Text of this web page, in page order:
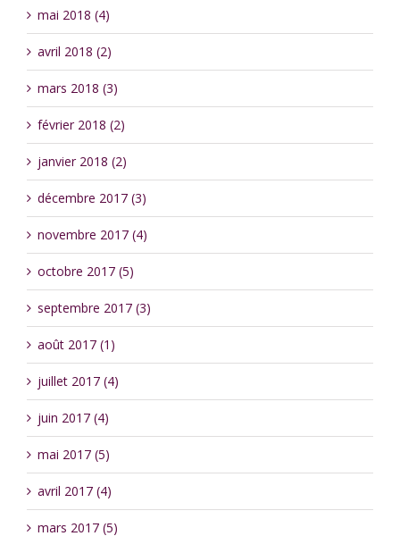
mai 2018 (4)
avril 2018 (2)
mars 2018 (3)
février 2018 (2)
janvier 2018 (2)
décembre 2017 (3)
novembre 2017 (4)
octobre 2017 (5)
septembre 2017 (3)
août 2017 (1)
juillet 2017 (4)
juin 2017 (4)
mai 2017 (5)
avril 2017 (4)
mars 2017 (5)